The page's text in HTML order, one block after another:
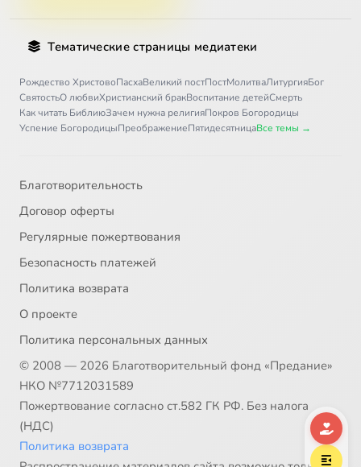
Тематические страницы медиатеки
Рождество ХристовоПасхаВеликий постПостМолитваЛитургияБог
СвятостьО любвиХристианский бракВоспитание детейСмерть
Как читать БиблиюЗачем нужна религияПокров Богородицы
Успение БогородицыПреображениеПятидесятницаВсе темы →
Благотворительность
Договор оферты
Регулярные пожертвования
Безопасность платежей
Политика возврата
О проекте
Политика персональных данных
© 2008 — 2026 Благотворительный фонд «Предание»
НКО №7712031589
Пожертвование согласно ст.582 ГК РФ. Без налога
(НДС)
Политика возврата